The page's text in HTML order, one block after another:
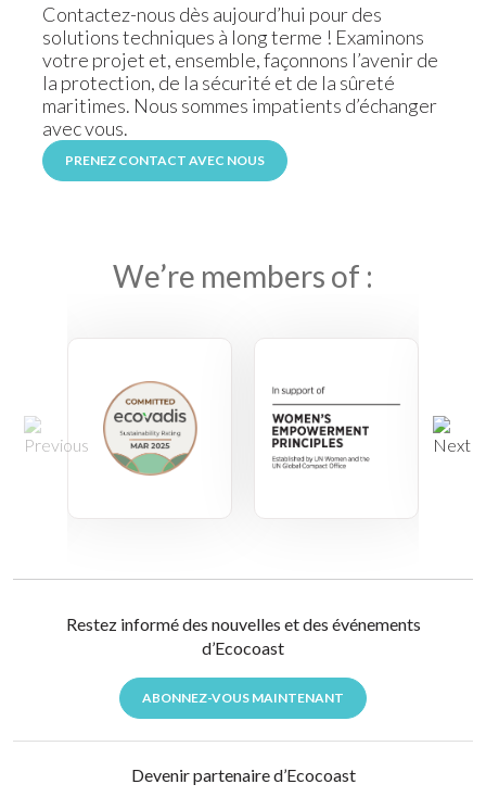
Contactez-nous dès aujourd’hui pour des
solutions techniques à long terme ! Examinons
votre projet et, ensemble, façonnons l’avenir de
la protection, de la sécurité et de la sûreté
maritimes. Nous sommes impatients d’échanger
avec vous.
PRENEZ CONTACT AVEC NOUS
We’re members of :
Restez informé des nouvelles et des événements
d’Ecocoast
ABONNEZ-VOUS MAINTENANT
Devenir partenaire d’Ecocoast